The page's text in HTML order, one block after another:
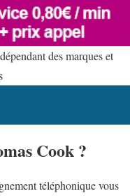
des marques et
Cook ?
téléphonique vous